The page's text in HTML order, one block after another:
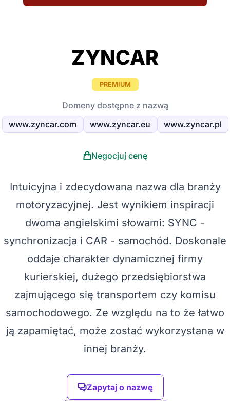
ZYNCAR
PREMIUM
Domeny dostępne z nazwą
www.zyncar.com
www.zyncar.eu www.zyncar.pl
Negocjuj cenę
Intuicyjna i zdecydowana nazwa dla branży
motoryzacyjnej. Jest wynikiem inspiracji
dwoma angielskimi słowami: SYNC -
synchronizacja i CAR - samochód. Doskonale
oddaje charakter dynamicznej firmy
kurierskiej, dużego przedsiębiorstwa
zajmującego się transportem czy komisu
samochodowego. Ze względu na to że łatwo
ją zapamiętać, może zostać wykorzystana w
innej branży.
Zapytaj o nazwę